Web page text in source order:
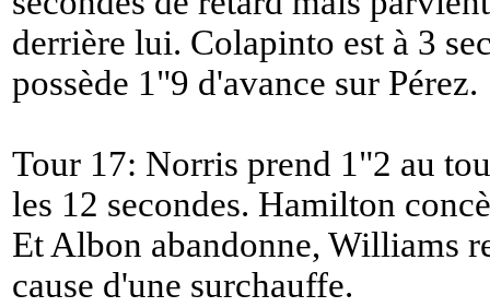
derrière lui. Colapinto est à 3
possède 1"9 d'avance sur Pérez.
Tour 17: Norris prend 1"2 au
les 12 secondes. Hamilton
Et Albon abandonne, Williams
cause d'une surchauffe.